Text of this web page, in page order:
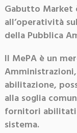
Gabutto
all’operatività
della Pubblica
Il MePA è un
abilitazione,
alla soglia
fornitori abilitati
sistema.